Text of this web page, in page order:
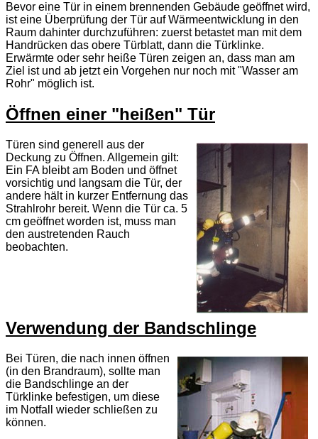
Bevor eine Tür in einem brennenden Gebäude geöffnet wird,
ist eine Überprüfung der Tür auf Wärmeentwicklung in den
Raum dahinter durchzuführen: zuerst betastet man mit dem
Handrücken das obere Türblatt, dann die Türklinke.
Erwärmte oder sehr heiße Türen zeigen an, dass man am
Ziel ist und ab jetzt ein Vorgehen nur noch mit "Wasser am
Rohr" möglich ist.
Öffnen einer "heißen" Tür
Türen sind generell aus der
Deckung zu Öffnen. Allgemein gilt:
Ein FA bleibt am Boden und öffnet
vorsichtig und langsam die Tür, der
andere hält in kurzer Entfernung das
Strahlrohr bereit. Wenn die Tür ca. 5
cm geöffnet worden ist, muss man
den austretenden Rauch
beobachten.
Verwendung der Bandschlinge
Bei Türen, die nach innen öffnen
(in den Brandraum), sollte man
die Bandschlinge an der
Türklinke befestigen, um diese
im Notfall wieder schließen zu
können.